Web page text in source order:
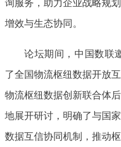
增效与生态协同。
论坛期间，中国数联
了全国物流枢纽数据开放
物流枢纽数据创新联合体
地展开研讨，明确了与国
数据互信协同机制，推动